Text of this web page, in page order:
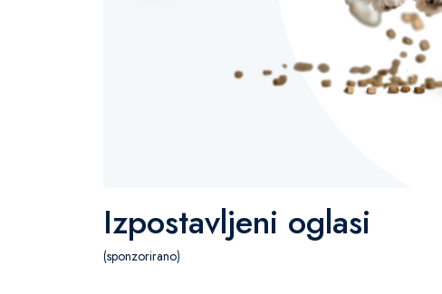
Izpostavljeni oglasi
(sponzorirano)